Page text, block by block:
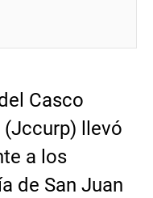
Casco
(Jccurp) llevó
a los
de San Juan